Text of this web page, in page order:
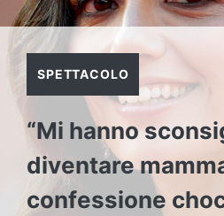
SPETTACOLO
“Mi hanno
diventare
confessione